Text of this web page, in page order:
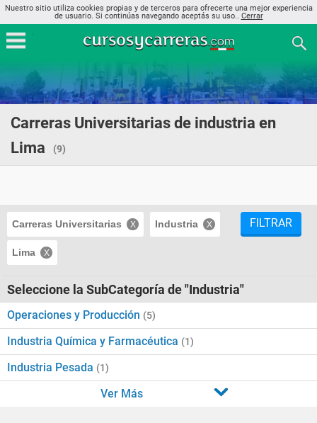
Nuestro sitio utiliza cookies propias y de terceros para ofrecerte una mejor experiencia
de usuario. Si continúas navegando aceptás su uso.. Cerrar
Carreras Universitarias de industria en
Lima
(9)
Carreras Universitarias Industria
Lima
FILTRAR
Seleccione la SubCategoría de "Industria"
Operaciones y Producción (5)
Industria Química y Farmacéutica (1)
Industria Pesada (1)
Ver Más